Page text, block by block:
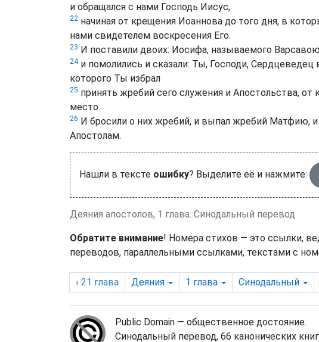
и обращался с нами Господь Иисус,
22 начиная от крещения Иоаннова до того дня, в
нами свидетелем воскресения Его.
23 И поставили двоих: Иосифа, называемого
24и помолились и сказали: Ты, Господи, Сердцеведец
которого Ты избрал
25 принять жребий сего служения и Апостольства,
место.
26 И бросили о них жребий, и выпал жребий Матфию, и
Апостолам.
Нашли в тексте ошибку? Выделите её и нажмите:
Деяния апостолов, 1 глава. Синодальный перевод
Обратите внимание! Номера стихов — это ссылки,
переводов, параллельными ссылками, текстами с
‹ 21 глава Деяния 1 глава Синодальный
Public Domain — общественное достояние.
Синодальный перевод, 66 канонических